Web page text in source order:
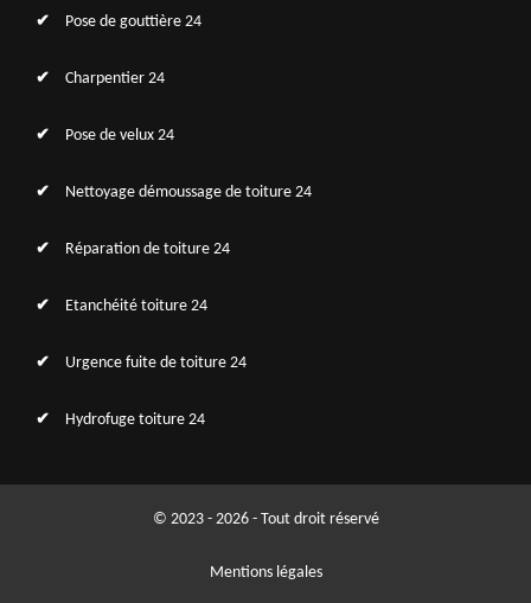
Pose de gouttière 24
Charpentier 24
Pose de velux 24
Nettoyage démoussage de toiture 24
Réparation de toiture 24
Etanchéité toiture 24
Urgence fuite de toiture 24
Hydrofuge toiture 24
© 2023 - 2026 - Tout droit réservé
Mentions légales